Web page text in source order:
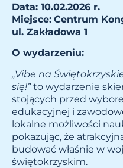
Data: 10.02.2026 r.
Miejsce: Centrum
ul. Zakładowa 1
O wydarzeniu:
„Vibe na
się!”to wydarzenie
stojących przed
edukacyjnej i
lokalne możliwości
pokazując, że
budować właśnie w
świętokrzyskim.